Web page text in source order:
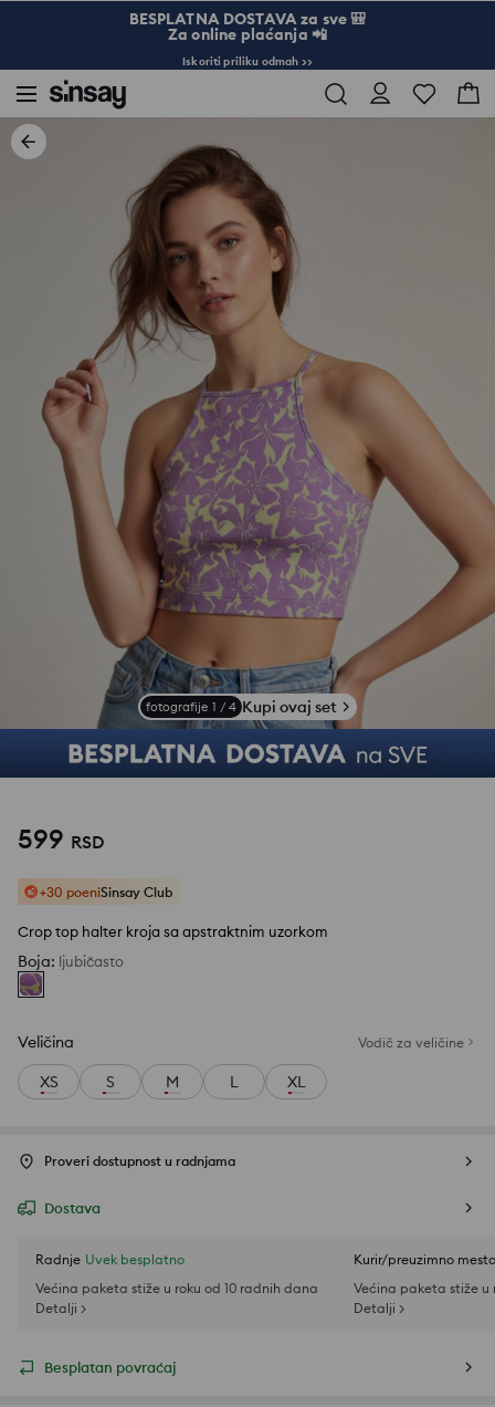
BESPLATNA DOSTAVA za sve 🎒
Za online plaćanja 📲
Iskoriti priliku odmah >>
fotografije 1 / 4 Kupi ovaj set
599 RSD
+30 poeniSinsay Club
Crop top halter kroja sa apstraktnim uzorkom
Boja: ljubičasto
Veličina Vodič za veličine
XS S M L XL
Proveri dostupnost u radnjama
Dostava
Radnje Uvek besplatno
Većina paketa stiže u roku od 10 radnih dana
Detalji >
Kurir/preuzimno mesto
Većina paketa stiže u
Detalji >
Besplatan povraćaj